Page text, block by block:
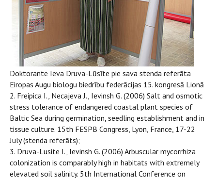
Doktorante Ieva Druva-Lūsīte pie sava stenda referāta
Eiropas Augu biologu biedrību federācijas 15. kongresā Lionā
2. Freipica I., Necajeva J., Ievinsh G. (2006) Salt and osmotic
stress tolerance of endangered coastal plant species of
Baltic Sea during germination, seedling establishment and in
tissue culture. 15th FESPB Congress, Lyon, France, 17-22
July (stenda referāts);
3. Druva-Lusite I., Ievinsh G. (2006) Arbuscular mycorrhiza
colonization is comparably high in habitats with extremely
elevated soil salinity. 5th International Conference on